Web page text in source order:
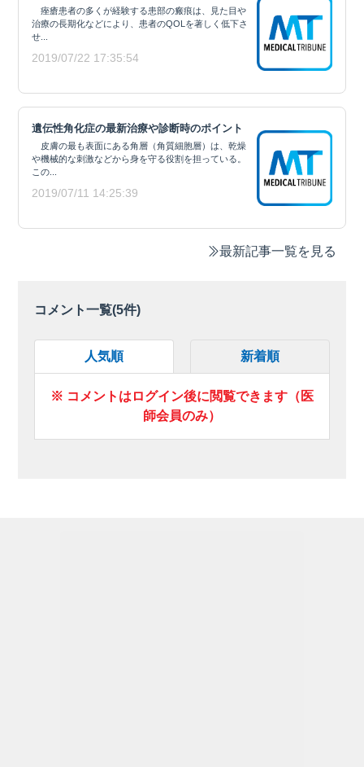
痤瘡患者の多くが経験する患部の瘢痕は、見た目や
治療の長期化などにより、患者のQOLを著しく低下さ
せ...
2019/07/22 17:35:54
遺伝性角化症の最新治療や診断時のポイント
皮膚の最も表面にある角層（角質細胞層）は、乾燥
や機械的な刺激などから身を守る役割を担っている。
この...
2019/07/11 14:25:39
最新記事一覧を見る
コメント一覧(5件)
人気順 新着順
※ コメントはログイン後に閲覧できます（医
師会員のみ）